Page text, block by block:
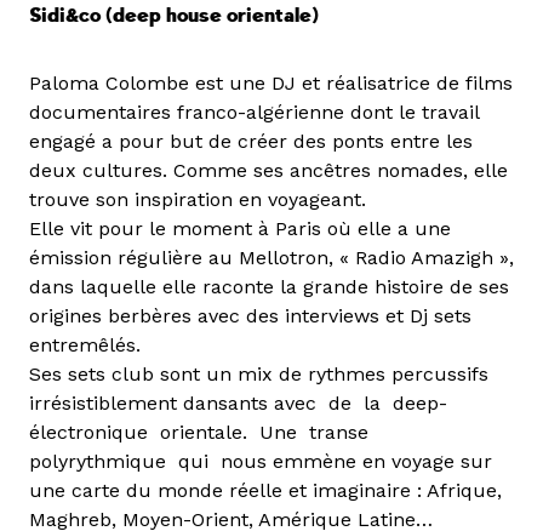
Sidi&co (deep house orientale)
Paloma Colombe est une DJ et réalisatrice de films
documentaires franco-algérienne dont le travail
engagé a pour but de créer des ponts entre les
deux cultures. Comme ses ancêtres nomades, elle
trouve son inspiration en voyageant.
Elle vit pour le moment à Paris où elle a une
émission régulière au Mellotron, « Radio Amazigh »,
dans laquelle elle raconte la grande histoire de ses
origines berbères avec des interviews et Dj sets
entremêlés.
Ses sets club sont un mix de rythmes percussifs
irrésistiblement dansants avec de la deep-
électronique orientale. Une transe
polyrythmique qui nous emmène en voyage sur
une carte du monde réelle et imaginaire : Afrique,
Maghreb, Moyen-Orient, Amérique Latine…